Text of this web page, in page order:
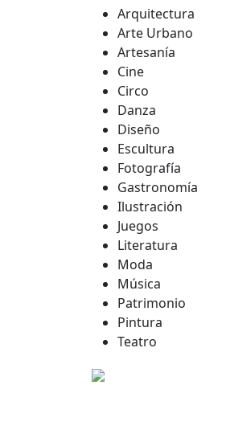
Arquitectura
Arte Urbano
Artesanía
Cine
Circo
Danza
Diseño
Escultura
Fotografía
Gastronomía
Ilustración
Juegos
Literatura
Moda
Música
Patrimonio
Pintura
Teatro